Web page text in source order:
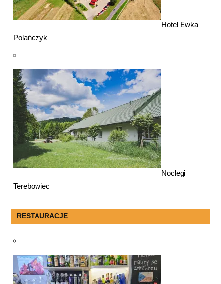
Hotel Ewka –
Polańczyk
Noclegi
Terebowiec
RESTAURACJE